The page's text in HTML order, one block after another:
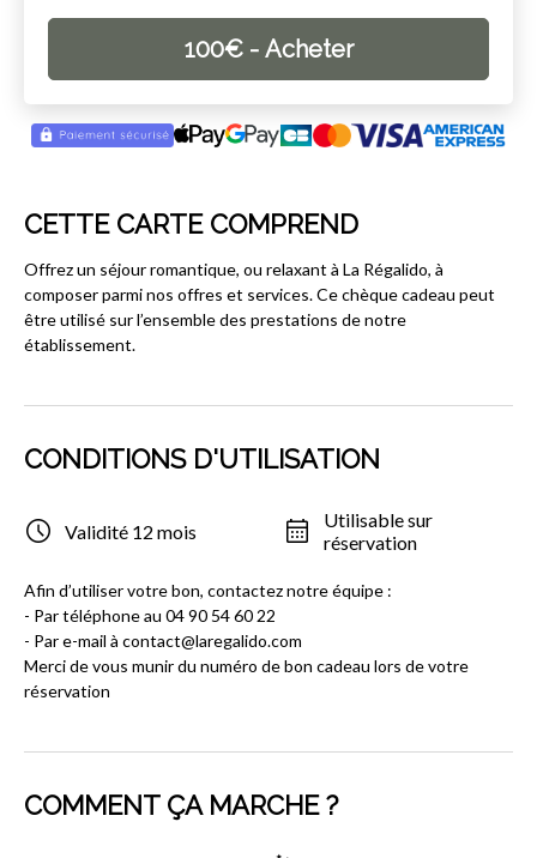
100€- Acheter
CETTE CARTE COMPREND
Offrez un séjour romantique, ou relaxant à La Régalido, à
composer parmi nos offres et services. Ce chèque cadeau peut
être utilisé sur l’ensemble des prestations de notre
établissement.
CONDITIONS D'UTILISATION
Validité 12 mois
Utilisable sur
réservation
Afin d’utiliser votre bon, contactez notre équipe :
- Par téléphone au 04 90 54 60 22
- Par e-mail à contact@laregalido.com
Merci de vous munir du numéro de bon cadeau lors de votre
réservation
COMMENT ÇA MARCHE ?